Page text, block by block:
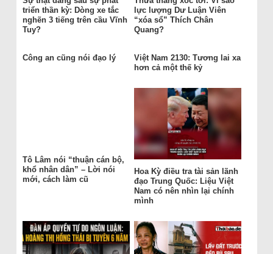
triển thần kỳ: Dòng xe tắc
nghẽn 3 tiếng trên cầu Vĩnh
Tuy?
lực lượng Dư Luận Viên
“xóa sổ” Thích Chân
Quang?
Công an cũng nói đạo lý
Việt Nam 2130: Tương lai xa
hơn cả một thế kỷ
Tô Lâm nói “thuận cán bộ,
khổ nhân dân” – Lời nói
mới, cách làm cũ
Hoa Kỳ điều tra tài sản lãnh
đạo Trung Quốc: Liệu Việt
Nam có nên nhìn lại chính
mình